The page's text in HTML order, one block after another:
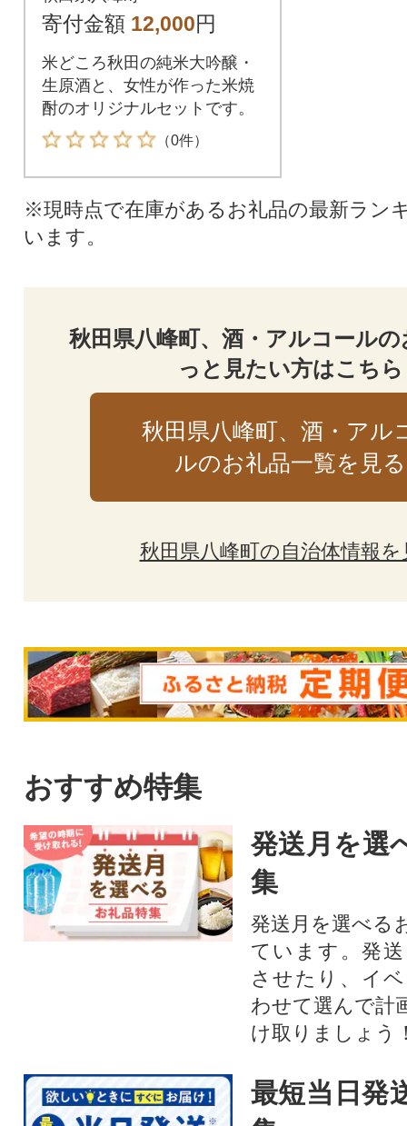
20ml|16_ksy-084101
寄付金額 12,000円
米どころ秋田の純米大吟醸・
生原酒と、女性が作った米焼
酎のオリジナルセットです。
（0件）
※現時点で在庫があるお礼品の最新ラン
います。
秋田県八峰町、酒・アルコール
っと見たい方はこちら
秋田県八峰町、酒・アル
ルのお礼品一覧を見る
秋田県八峰町の自治体情報を
おすすめ特集
発送月を選
集
発送月を選べる
ています。発
させたり、イ
わせて選んで計
け取りましょう
最短当日発